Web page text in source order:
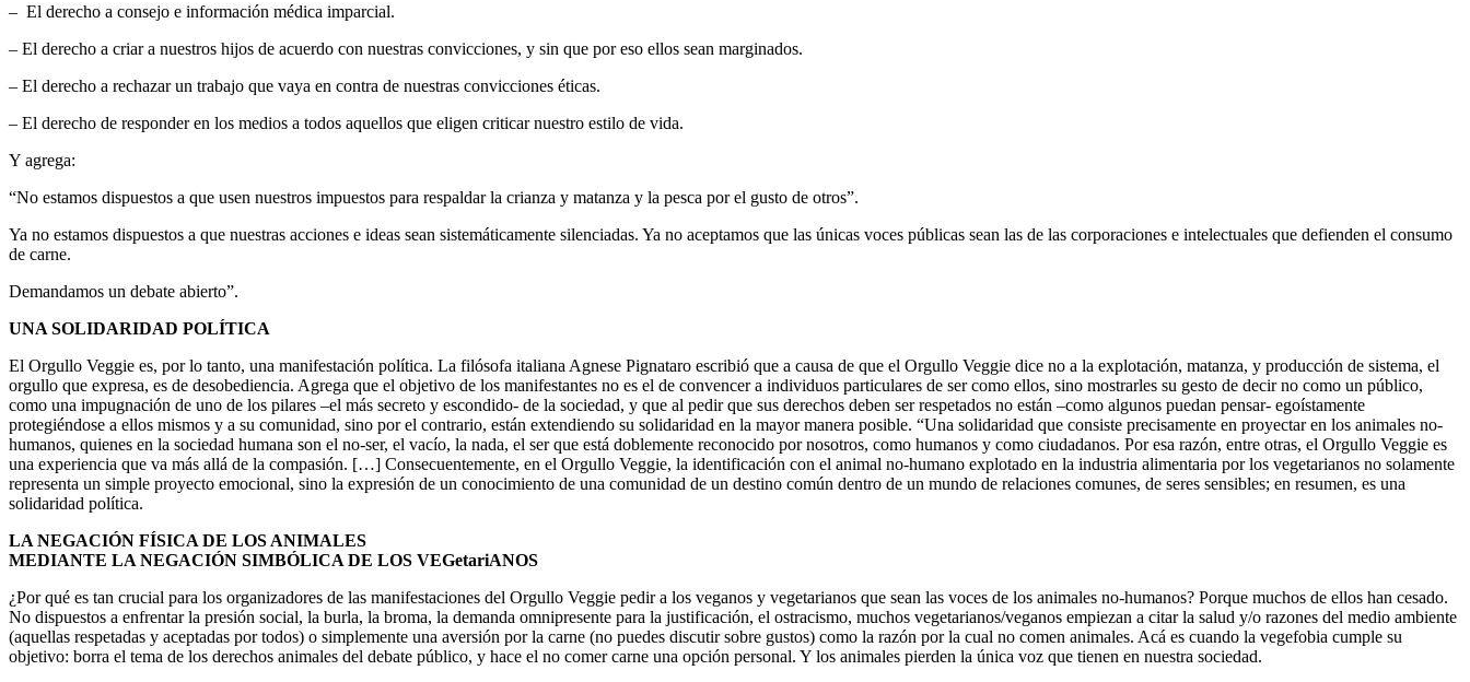
– El derecho a consejo e información médica imparcial.
– El derecho a criar a nuestros hijos de acuerdo con nuestras convicciones, y sin que por eso ellos sean marginados.
– El derecho a rechazar un trabajo que vaya en contra de nuestras convicciones éticas.
– El derecho de responder en los medios a todos aquellos que eligen criticar nuestro estilo de vida.
Y agrega:
“No estamos dispuestos a que usen nuestros impuestos para respaldar la crianza y matanza y la pesca por el gusto de otros”.
Ya no estamos dispuestos a que nuestras acciones e ideas sean sistemáticamente silenciadas. Ya no aceptamos que las únicas voces públicas sean las de las corporaciones e intelectuales que defienden el consumo
de carne.
Demandamos un debate abierto”.
UNA SOLIDARIDAD POLÍTICA
El Orgullo Veggie es, por lo tanto, una manifestación política. La filósofa italiana Agnese Pignataro escribió que a causa de que el Orgullo Veggie dice no a la explotación, matanza, y producción de sistema, el
orgullo que expresa, es de desobediencia. Agrega que el objetivo de los manifestantes no es el de convencer a individuos particulares de ser como ellos, sino mostrarles su gesto de decir no como un público,
como una impugnación de uno de los pilares –el más secreto y escondido- de la sociedad, y que al pedir que sus derechos deben ser respetados no están –como algunos puedan pensar- egoístamente
protegiéndose a ellos mismos y a su comunidad, sino por el contrario, están extendiendo su solidaridad en la mayor manera posible. “Una solidaridad que consiste precisamente en proyectar en los animales no-
humanos, quienes en la sociedad humana son el no-ser, el vacío, la nada, el ser que está doblemente reconocido por nosotros, como humanos y como ciudadanos. Por esa razón, entre otras, el Orgullo Veggie es
una experiencia que va más allá de la compasión. […] Consecuentemente, en el Orgullo Veggie, la identificación con el animal no-humano explotado en la industria alimentaria por los vegetarianos no solamente
representa un simple proyecto emocional, sino la expresión de un conocimiento de una comunidad de un destino común dentro de un mundo de relaciones comunes, de seres sensibles; en resumen, es una
solidaridad política.
LA NEGACIÓN FÍSICA DE LOS ANIMALES
MEDIANTE LA NEGACIÓN SIMBÓLICA DE LOS VEGetariANOS
¿Por qué es tan crucial para los organizadores de las manifestaciones del Orgullo Veggie pedir a los veganos y vegetarianos que sean las voces de los animales no-humanos? Porque muchos de ellos han cesado.
No dispuestos a enfrentar la presión social, la burla, la broma, la demanda omnipresente para la justificación, el ostracismo, muchos vegetarianos/veganos empiezan a citar la salud y/o razones del medio ambiente
(aquellas respetadas y aceptadas por todos) o simplemente una aversión por la carne (no puedes discutir sobre gustos) como la razón por la cual no comen animales. Acá es cuando la vegefobia cumple su
objetivo: borra el tema de los derechos animales del debate público, y hace el no comer carne una opción personal. Y los animales pierden la única voz que tienen en nuestra sociedad.